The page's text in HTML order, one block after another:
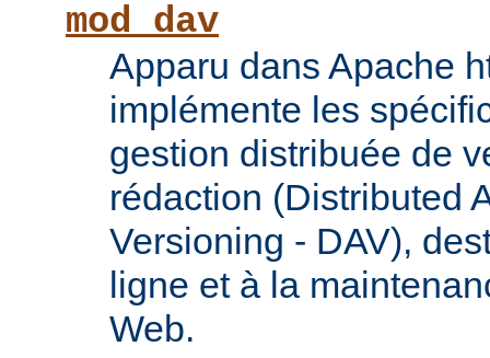
mod_dav
Apparu dans Apache
implémente les
gestion distribuée de
rédaction (Distributed
Versioning - DAV),
ligne et à la
Web.